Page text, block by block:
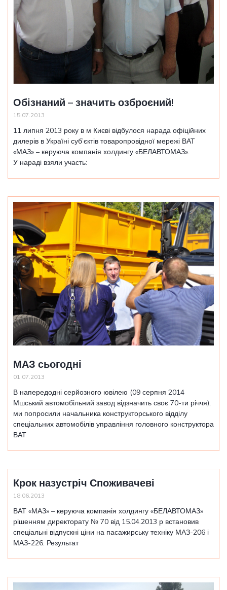
Обізнаний – значить озброєний!
15.07.2013
11 липня 2013 року в м Києві відбулося нарада офіційних
дилерів в Україні суб’єктів товаропровідної мережі ВАТ
«МАЗ» – керуюча компанія холдингу «БЕЛАВТОМАЗ».
У нараді взяли участь:
МАЗ сьогодні
01.07.2013
В напередодні серйозного ювілею (09 серпня 2014
Мшський автомобільний завод відзначить своє 70-ти річчя),
ми попросили начальника конструкторського відділу
спеціальних автомобілів управління головного конструктора
ВАТ
Крок назустріч Споживачеві
18.06.2013
ВАТ «МАЗ» – керуюча компанія холдингу «БЕЛАВТОМАЗ»
рішенням директорату № 70 від 15.04.2013 р встановив
спеціальні відпускні ціни на пасажирську техніку МАЗ-206 і
МАЗ-226. Результат